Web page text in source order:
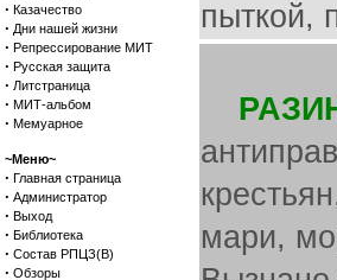
· Казачество
· Дни нашей жизни
· Репрессирование МИТ
· Русская защита
· Литстраница
· МИТ-альбом
· Мемуарное
~Меню~
· Главная страница
· Администратор
· Выход
· Библиотека
· Состав РПЦЗ(В)
· Обзоры
пыткой,
мари,